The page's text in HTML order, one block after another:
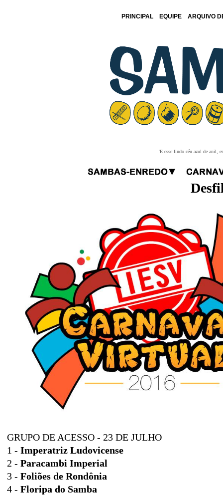
PRINCIPAL EQUIPE ARQUIVO
'E esse lindo céu azul de anil,
GRUPO DE ACESSO - 23 DE JULHO
1 - Imperatriz Ludovicense
2 - Paracambi Imperial
3 - Foliões de Rondônia
4 - Floripa do Samba